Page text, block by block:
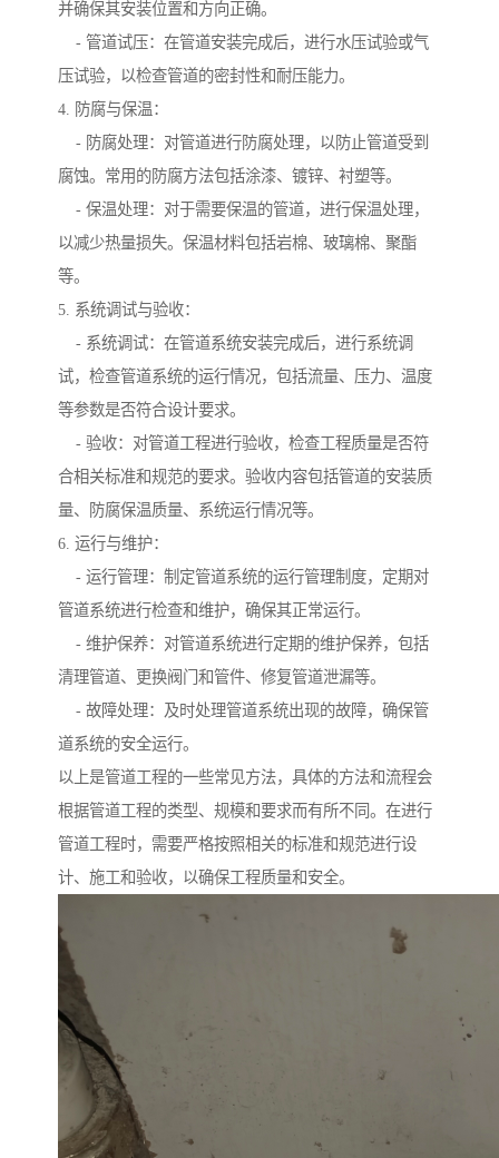
并确保其安装位置和方向正确。
- 管道试压：在管道安装完成后，进行水压试验或气
压试验，以检查管道的密封性和耐压能力。
4. 防腐与保温：
- 防腐处理：对管道进行防腐处理，以防止管道受到
腐蚀。常用的防腐方法包括涂漆、镀锌、衬塑等。
- 保温处理：对于需要保温的管道，进行保温处理，
以减少热量损失。保温材料包括岩棉、玻璃棉、聚酯
等。
5. 系统调试与验收：
- 系统调试：在管道系统安装完成后，进行系统调
试，检查管道系统的运行情况，包括流量、压力、温度
等参数是否符合设计要求。
- 验收：对管道工程进行验收，检查工程质量是否符
合相关标准和规范的要求。验收内容包括管道的安装质
量、防腐保温质量、系统运行情况等。
6. 运行与维护：
- 运行管理：制定管道系统的运行管理制度，定期对
管道系统进行检查和维护，确保其正常运行。
- 维护保养：对管道系统进行定期的维护保养，包括
清理管道、更换阀门和管件、修复管道泄漏等。
- 故障处理：及时处理管道系统出现的故障，确保管
道系统的安全运行。
以上是管道工程的一些常见方法，具体的方法和流程会
根据管道工程的类型、规模和要求而有所不同。在进行
管道工程时，需要严格按照相关的标准和规范进行设
计、施工和验收，以确保工程质量和安全。